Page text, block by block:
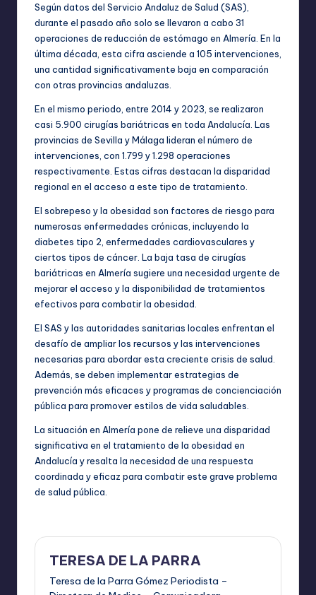
Según datos del Servicio Andaluz de Salud (SAS),
durante el pasado año solo se llevaron a cabo 31
operaciones de reducción de estómago en Almería. En la
última década, esta cifra asciende a 105 intervenciones,
una cantidad significativamente baja en comparación
con otras provincias andaluzas.
En el mismo periodo, entre 2014 y 2023, se realizaron
casi 5.900 cirugías bariátricas en toda Andalucía. Las
provincias de Sevilla y Málaga lideran el número de
intervenciones, con 1.799 y 1.298 operaciones
respectivamente. Estas cifras destacan la disparidad
regional en el acceso a este tipo de tratamiento.
El sobrepeso y la obesidad son factores de riesgo para
numerosas enfermedades crónicas, incluyendo la
diabetes tipo 2, enfermedades cardiovasculares y
ciertos tipos de cáncer. La baja tasa de cirugías
bariátricas en Almería sugiere una necesidad urgente de
mejorar el acceso y la disponibilidad de tratamientos
efectivos para combatir la obesidad.
El SAS y las autoridades sanitarias locales enfrentan el
desafío de ampliar los recursos y las intervenciones
necesarias para abordar esta creciente crisis de salud.
Además, se deben implementar estrategias de
prevención más eficaces y programas de concienciación
pública para promover estilos de vida saludables.
La situación en Almería pone de relieve una disparidad
significativa en el tratamiento de la obesidad en
Andalucía y resalta la necesidad de una respuesta
coordinada y eficaz para combatir este grave problema
de salud pública.
TERESA DE LA PARRA
Teresa de la Parra Gómez Periodista –